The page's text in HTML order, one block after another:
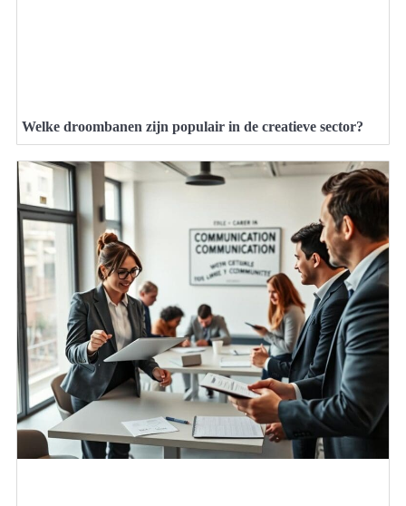
Welke droombanen zijn populair in de creatieve sector?